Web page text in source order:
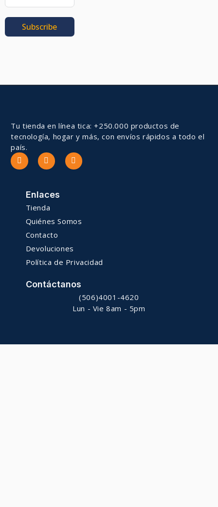
Subscribe
Tu tienda en línea tica: +250.000 productos de
tecnología, hogar y más, con envíos rápidos a todo el
país.
Enlaces
Tienda
Quiénes Somos
Contacto
Devoluciones
Política de Privacidad
Contáctanos
(506)4001-4620
Lun - Vie 8am - 5pm